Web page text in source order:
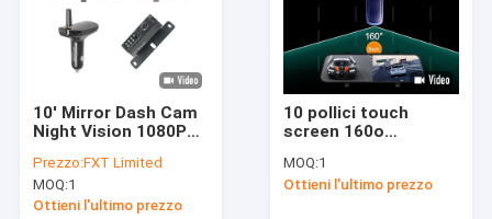
10' Mirror Dash Cam
Night Vision 1080P
Screen Fotocamera
di supporto vista
frontale e posteriore
Prezzo:FXT Limited
MOQ:1
Ottieni l'ultimo prezzo
10 pollici touch
screen 160o
grandangolare Rear
View Dash Cam
MOQ:1
Ottieni l'ultimo prezzo